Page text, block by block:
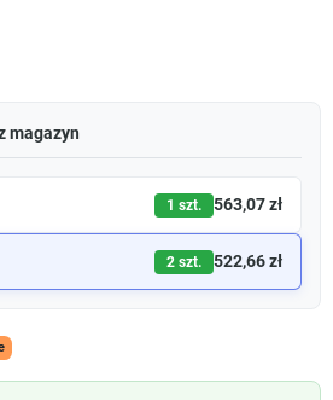
magazyn
1 szt. 563,07 zł
2 szt. 522,66 zł